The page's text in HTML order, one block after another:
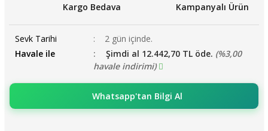
Kargo Bedava Kampanyalı Ürün
Sevk Tarihi
2 gün içinde.
Havale ile
Şimdi al 12.442,70 TL öde. (%3,00
havale indirimi)
Whatsapp'tan Bilgi Al